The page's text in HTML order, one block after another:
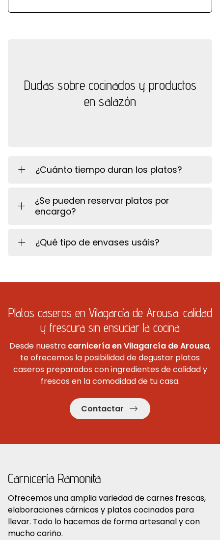
Dudas sobre cocinados y productos
en salazón
¿Cuánto tiempo duran los platos?
¿Se pueden reservar platos por
encargo?
¿Qué tipo de envases usáis?
Platos caseros en Vilagarcía de Arousa: calidad
y frescura sin ensuciar la cocina
Desde nuestra carnicería en Vilagarcía de Arousa,
te ofrecemos la posibilidad de degustar platos
caseros preparados con ingredientes de calidad y
frescos en la comodidad de tu casa.
Contactar
Carnicería Ramonita
Ofrecemos una amplia variedad de carnes frescas,
elaboraciones cárnicas y platos cocinados para
llevar. Todo lo hacemos de forma artesanal y con
mucho cariño.